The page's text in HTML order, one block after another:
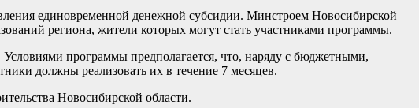
единовременной денежной субсидии. Минстроем Новосибирской
региона, жители которых могут стать участниками программы.
программы предполагается, что, наряду с бюджетными,
должны реализовать их в течение 7 месяцев.
Новосибирской области.